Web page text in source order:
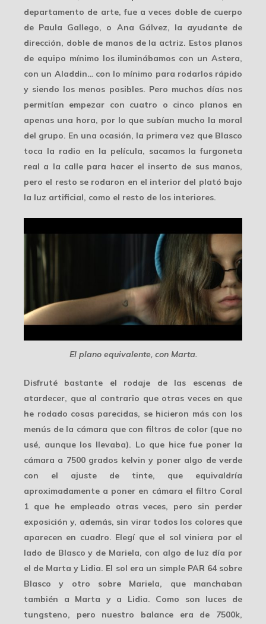
departamento de arte, fue a veces doble de cuerpo
de Paula Gallego, o Ana Gálvez, la ayudante de
dirección, doble de manos de la actriz. Estos planos
de equipo mínimo los iluminábamos con un Astera,
con un Aladdin… con lo mínimo para rodarlos rápido
y siendo los menos posibles. Pero muchos días nos
permitían empezar con cuatro o cinco planos en
apenas una hora, por lo que subían mucho la moral
del grupo. En una ocasión, la primera vez que Blasco
toca la radio en la película, sacamos lafurgoneta
real a la callepara hacer el inserto de sus manos,
pero el resto se rodaron en el interior del plató bajo
la luz artificial, como el resto de los interiores.
El plano equivalente, con Marta.
Disfruté bastante el rodaje de las escenas de
atardecer, que al contrario que otras veces en que
he rodado cosas parecidas, se hicieron más con los
menús de la cámara que con filtros de color (que no
usé, aunque los llevaba). Lo que hice fue poner la
cámara a 7500 grados kelvin y poner algo de verde
con el ajuste de tinte, que equivaldría
aproximadamente a poner en cámara el filtro Coral
1 que he empleado otras veces, pero sin perder
exposición y, además, sin virar todos los colores que
aparecen en cuadro. Elegí que el sol viniera por el
lado de Blasco y de Mariela, con algo de luz día por
el de Marta y Lidia. El sol era un simple PAR 64sobre
Blasco y otro sobre Mariela, que manchaban
también a Marta y a Lidia. Como son luces de
tungsteno, pero nuestro balance era de 7500k,